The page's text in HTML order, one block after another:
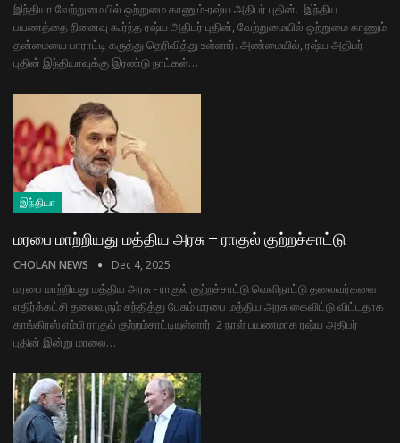
இந்தியா வேற்றுமையில் ஒற்றுமை காணும்-ரஷ்ய அதிபர் புதின். இந்திய
பயணத்தை நினைவு கூர்ந்த ரஷ்ய அதிபர் புதின், வேற்றுமையில் ஒற்றுமை காணும்
தன்மையை பாராட்டி கருத்து தெரிவித்து உள்ளார். அண்மையில், ரஷ்ய அதிபர்
புதின் இந்தியாவுக்கு இரண்டு நாட்கள்…
இந்தியா
மரபை மாற்றியது மத்திய அரசு – ராகுல் குற்றச்சாட்டு
CHOLAN NEWS Dec 4, 2025
மரபை மாற்றியது மத்திய அரசு - ராகுல் குற்றச்சாட்டு வெளிநாட்டு தலைவர்களை
எதிர்க்கட்சி தலைவரும் சந்தித்து பேசும் மரபை மத்திய அரசு கைவிட்டு விட்டதாக
காங்கிரஸ் எம்பி ராகுல் குற்றம்சாட்டியுள்ளார். 2 நாள் பயணமாக ரஷ்ய அதிபர்
புதின் இன்று மாலை…